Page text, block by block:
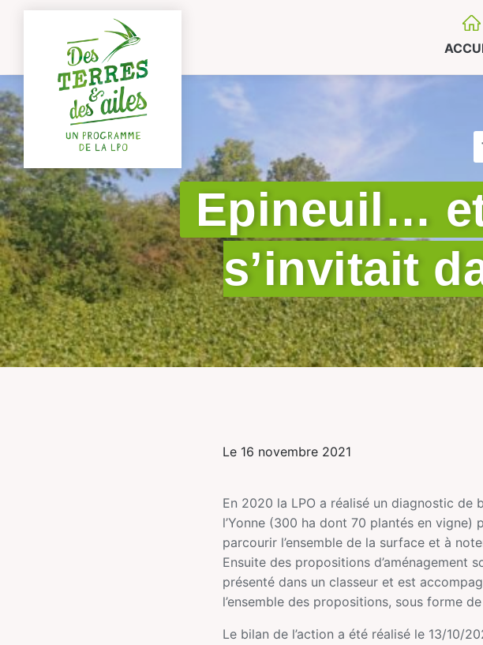
Epineuil…
s’invitait
Le 16 novembre 2021
En 2020 la LPO a réalisé un diagnostic de
l’Yonne (300 ha dont 70 plantés en vigne)
parcourir l’ensemble de la surface et à
Ensuite des propositions d’aménagement
présenté dans un classeur et est
l’ensemble des propositions, sous forme
Le bilan de l’action a été réalisé le 13/10/